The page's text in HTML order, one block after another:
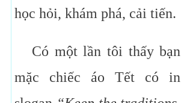
học hỏi, khám phá, cải tiến.
Có một lần tôi thấy bạn
mặc chiếc áo Tết có in